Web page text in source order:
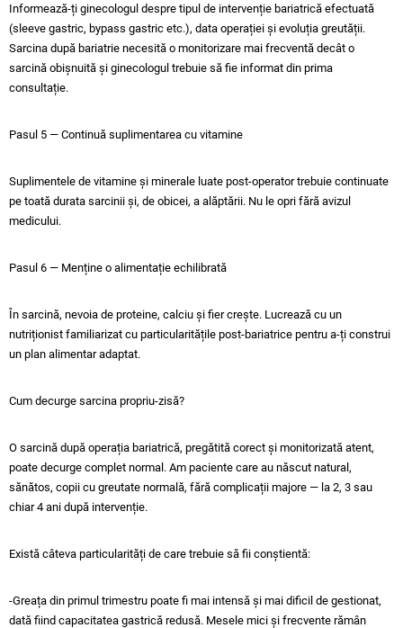
Informează-ți ginecologul despre tipul de intervenție bariatrică efectuată
(sleeve gastric, bypass gastric etc.), data operației și evoluția greutății.
Sarcina după bariatrie necesită o monitorizare mai frecventă decât o
sarcină obișnuită și ginecologul trebuie să fie informat din prima
consultație.
Pasul 5 — Continuă suplimentarea cu vitamine
Suplimentele de vitamine și minerale luate post-operator trebuie continuate
pe toată durata sarcinii și, de obicei, a alăptării. Nu le opri fără avizul
medicului.
Pasul 6 — Menține o alimentație echilibrată
În sarcină, nevoia de proteine, calciu și fier crește. Lucrează cu un
nutriționist familiarizat cu particularitățile post-bariatrice pentru a-ți construi
un plan alimentar adaptat.
Cum decurge sarcina propriu-zisă?
O sarcină după operația bariatrică, pregătită corect și monitorizată atent,
poate decurge complet normal. Am paciente care au născut natural,
sănătos, copii cu greutate normală, fără complicații majore — la 2, 3 sau
chiar 4 ani după intervenție.
Există câteva particularități de care trebuie să fii conștientă:
-Greața din primul trimestru poate fi mai intensă și mai dificil de gestionat,
dată fiind capacitatea gastrică redusă. Mesele mici și frecvente rămân